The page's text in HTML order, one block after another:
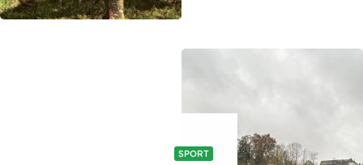
SPORT